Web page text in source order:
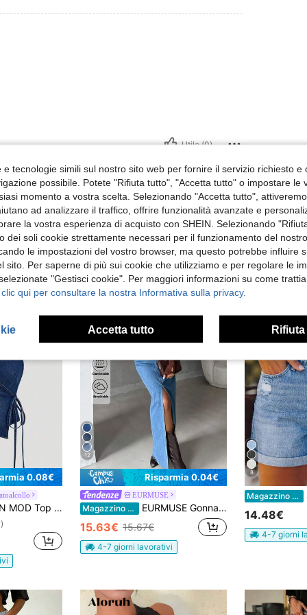
Utile (0)
0.08€
da donna con schiena scoperta e lacci, semplice, per uso quotidiano
12
Risparmia 0.04€
EURMUSE
Magazzino EU EURMUSE Gonna in denim a fessura alta con bottone frontale
15.63€ 15.67€
4-7 giorni lavorativi
8
Magazzino EU
14.48€
4-7 giorni
e tecnologie simili sul nostro sito web per fornire il servizio richiesto e
possibile. Potete "Rifiuta tutto", "Accetta tutto" o impostare le
momento a vostra scelta. Selezionando "Accetta tutto",
ad analizzare il traffico, offrire funzionalità avanzate e
la vostra esperienza di acquisto con SHEIN. Selezionando
dei soli cookie strettamente necessari per il funzionamento del
le impostazioni del vostro browser, ma questo potrebbe influire
sito. Per saperne di più sui cookie che utilizziamo e per regolare le
"Gestisci cookie". Per maggiori informazioni su come
qui per consultare la nostra Informativa sulla privacy.
Accetta tutto